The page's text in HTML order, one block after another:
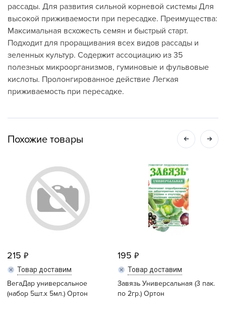
рассады. Для развития сильной корневой системы Для
высокой приживаемости при пересадке. Преимущества:
Максимальная всхожесть семян и быстрый старт.
Подходит для проращивания всех видов рассады и
зеленных культур. Содержит ассоциацию из 35
полезных микроорганизмов, гуминовые и фульвовые
кислоты. Пролонгированное действие Легкая
приживаемость при пересадке.
Похожие товары
215
Товар доставим
ВегаДар универсальное
(набор 5шт.x 5мл.) Ортон
195
Товар доставим
Завязь Универсальная (3 пак.
по 2гр.) Ортон